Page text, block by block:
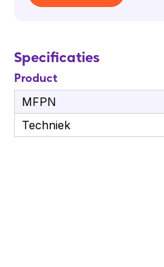
Specificaties
Product
MFPN
Techniek